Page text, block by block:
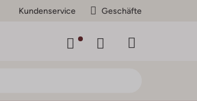
Kundenservice Geschäfte